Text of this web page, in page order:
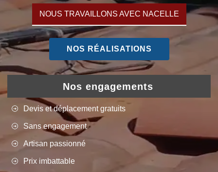
NOUS TRAVAILLONS AVEC NACELLE
NOS RÉALISATIONS
Nos engagements
Devis et déplacement gratuits
Sans engagement
Artisan passionné
Prix imbattable